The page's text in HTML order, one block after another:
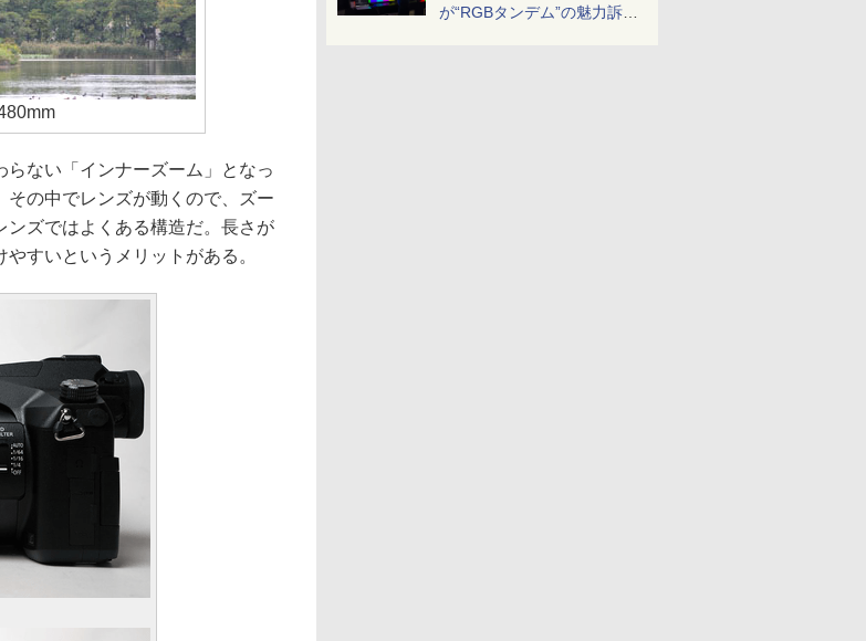
が“RGBタンデム”の魅力訴
ない「インナーズーム」となっ
の中でレンズが動くので、ズー
ンズではよくある構造だ。長さが
すいというメリットがある。